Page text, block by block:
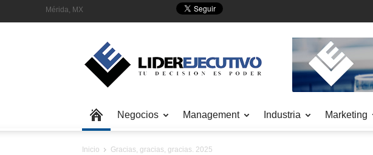
Mérida, MX
Negocios Management Industria Marketing
Inicio Gracias, gracias, gracias. 2025